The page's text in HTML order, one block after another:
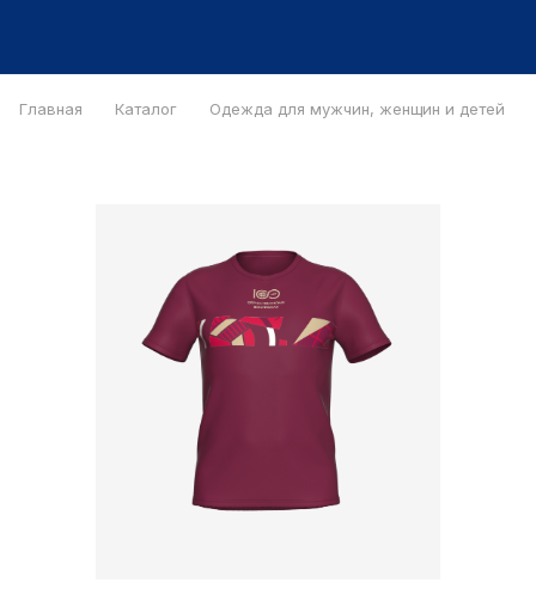
Главная Каталог Одежда для мужчин, женщин и детей